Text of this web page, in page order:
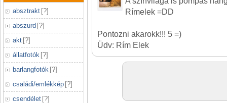
absztrakt [?]
abszurd [?]
akt [?]
állatfotók [?]
barlangfotók [?]
családi/emlékkép [?]
csendélet [?]
Rímelek =DD
Pontozni akarokk!!! 5 =)
Üdv: Rím Elek